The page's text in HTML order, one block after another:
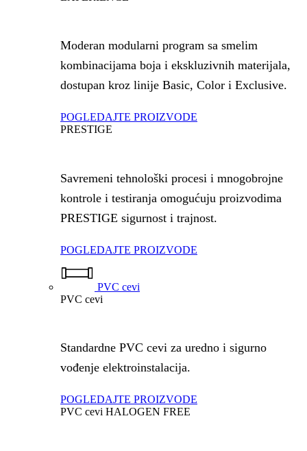
Moderan modularni program sa smelim
kombinacijama boja i ekskluzivnih materijala,
dostupan kroz linije Basic, Color i Exclusive.
POGLEDAJTE PROIZVODE
PRESTIGE
Savremeni tehnološki procesi i mnogobrojne
kontrole i testiranja omogućuju proizvodima
PRESTIGE sigurnost i trajnost.
POGLEDAJTE PROIZVODE
PVC cevi
PVC cevi
Standardne PVC cevi za uredno i sigurno
vođenje elektroinstalacija.
POGLEDAJTE PROIZVODE
PVC cevi HALOGEN FREE